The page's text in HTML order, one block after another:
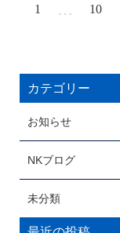
1 … 10
カテゴリー
お知らせ
NKブログ
未分類